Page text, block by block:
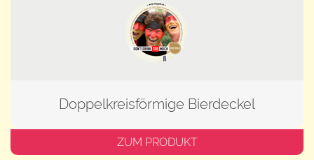
Doppelkreisförmige Bierdeckel
ZUM PRODUKT